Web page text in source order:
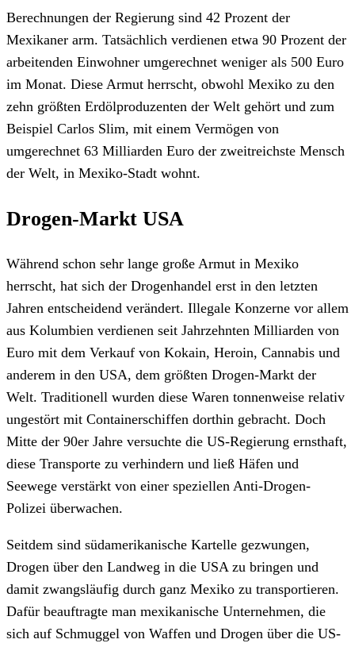
Berechnungen der Regierung sind 42 Prozent der
Mexikaner arm. Tatsächlich verdienen etwa 90 Prozent der
arbeitenden Einwohner umgerechnet weniger als 500 Euro
im Monat. Diese Armut herrscht, obwohl Mexiko zu den
zehn größten Erdölproduzenten der Welt gehört und zum
Beispiel Carlos Slim, mit einem Vermögen von
umgerechnet 63 Milliarden Euro der zweitreichste Mensch
der Welt, in Mexiko-Stadt wohnt.
Drogen-Markt USA
Während schon sehr lange große Armut in Mexiko
herrscht, hat sich der Drogenhandel erst in den letzten
Jahren entscheidend verändert. Illegale Konzerne vor allem
aus Kolumbien verdienen seit Jahrzehnten Milliarden von
Euro mit dem Verkauf von Kokain, Heroin, Cannabis und
anderem in den USA, dem größten Drogen-Markt der
Welt. Traditionell wurden diese Waren tonnenweise relativ
ungestört mit Containerschiffen dorthin gebracht. Doch
Mitte der 90er Jahre versuchte die US-Regierung ernsthaft,
diese Transporte zu verhindern und ließ Häfen und
Seewege verstärkt von einer speziellen Anti-Drogen-
Polizei überwachen.
Seitdem sind südamerikanische Kartelle gezwungen,
Drogen über den Landweg in die USA zu bringen und
damit zwangsläufig durch ganz Mexiko zu transportieren.
Dafür beauftragte man mexikanische Unternehmen, die
sich auf Schmuggel von Waffen und Drogen über die US-